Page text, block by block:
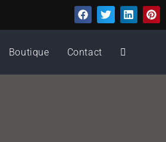
Boutique Contact